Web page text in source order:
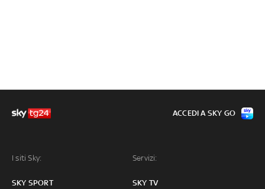
I siti Sky:
SKY SPORT
Servizi:
SKY TV
ACCEDI A SKY GO